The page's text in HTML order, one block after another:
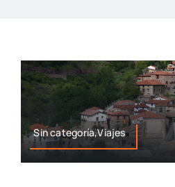
Sin categoría,Viajes